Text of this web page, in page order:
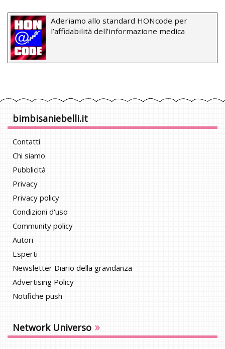
Aderiamo allo standard HONcode per
l’affidabilità dell’informazione medica
bimbisaniebelli.it
Contatti
Chi siamo
Pubblicità
Privacy
Privacy policy
Condizioni d'uso
Community policy
Autori
Esperti
Newsletter Diario della gravidanza
Advertising Policy
Notifiche push
Network Universo »